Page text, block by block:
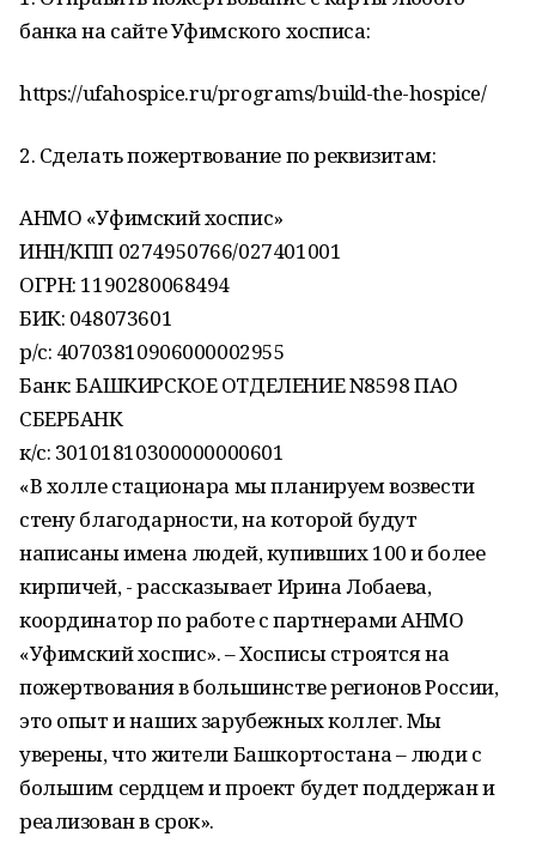
банка на сайте Уфимского хосписа:
https://ufahospice.ru/programs/build-the-hospice/
2. Сделать пожертвование по реквизитам:
АНМО «Уфимский хоспис»
ИНН/КПП 0274950766/027401001
ОГРН: 1190280068494
БИК: 048073601
р/с: 40703810906000002955
Банк: БАШКИРСКОЕ ОТДЕЛЕНИЕ N8598 ПАО
СБЕРБАНК
к/с: 30101810300000000601
«В холле стационара мы планируем возвести
стену благодарности, на которой будут
написаны имена людей, купивших 100 и более
кирпичей, - рассказывает Ирина Лобаева,
координатор по работе с партнерами АНМО
«Уфимский хоспис». – Хосписы строятся на
пожертвования в большинстве регионов России,
это опыт и наших зарубежных коллег. Мы
уверены, что жители Башкортостана – люди с
большим сердцем и проект будет поддержан и
реализован в срок».